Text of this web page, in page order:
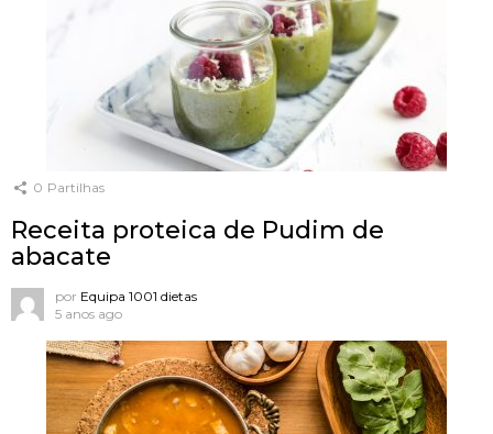
0 Partilhas
Receita proteica de Pudim de
abacate
por Equipa 1001 dietas
5 anos ago